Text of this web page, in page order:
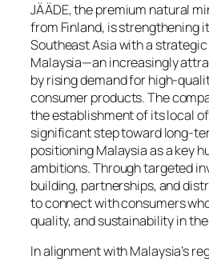
JÄÄDE, the premium natural
from Finland, is strengthening
Southeast Asia with a
Malaysia—an increasingly
by rising demand for high-
consumer products. The
the establishment of its local
significant step toward long-
positioning Malaysia as a key
ambitions. Through targeted
building, partnerships, and
to connect with consumers
quality, and sustainability in
In alignment with Malaysia’s